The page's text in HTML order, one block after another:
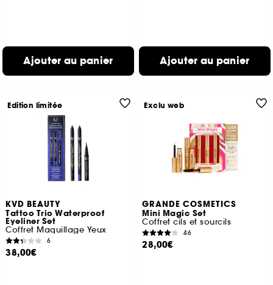
Ajouter au panier Ajouter au panier
KVD BEAUTY
Tattoo Trio Waterproof
Eyeliner Set
Coffret Maquillage Yeux
6
38,00€
Edition limitée
GRANDE COSMETICS
Mini Magic Set
Coffret cils et sourcils
46
28,00€
Exclu web